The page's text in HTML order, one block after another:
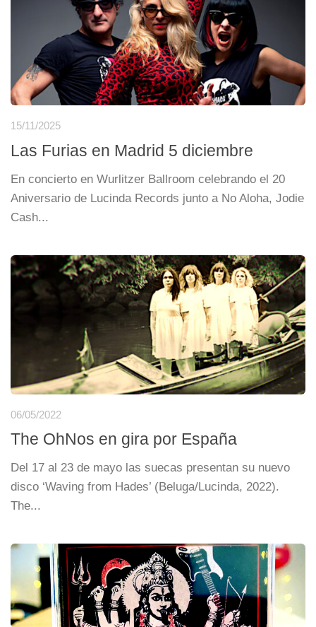
15/11/2025
Las Furias en Madrid 5 diciembre
En concierto en Wurlitzer Ballroom celebrando el 20
Aniversario de Lucinda Records junto a No Aloha, Jodie
Cash...
06/05/2022
The OhNos en gira por España
Del 17 al 23 de mayo las suecas presentan su nuevo
disco ‘Waving from Hades’ (Beluga/Lucinda, 2022).
The...